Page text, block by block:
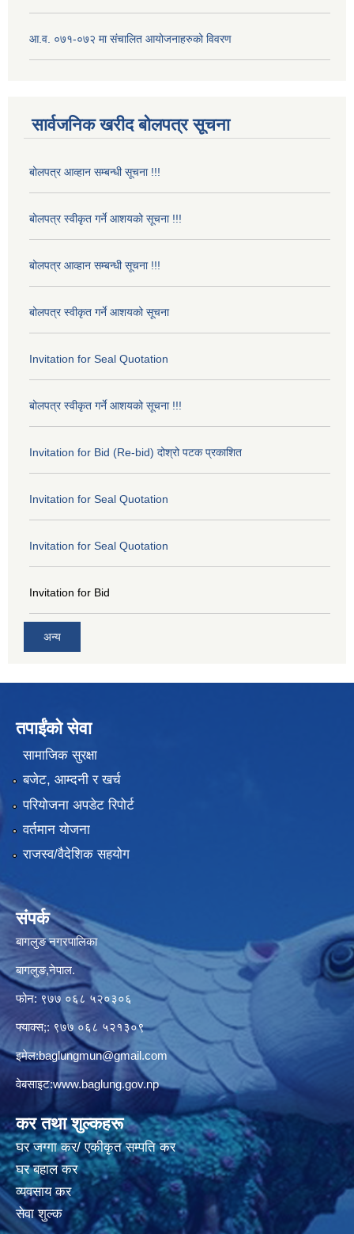
आ.व. ०७१-०७२ मा संचालित आयोजनाहरुको विवरण
सार्वजनिक खरीद बोलपत्र सूचना
बोलपत्र आव्हान सम्बन्धी सूचना !!!
बोलपत्र स्वीकृत गर्ने आशयको सूचना !!!
बोलपत्र आव्हान सम्बन्धी सूचना !!!
बोलपत्र स्वीकृत गर्ने आशयको सूचना
Invitation for Seal Quotation
बोलपत्र स्वीकृत गर्ने आशयको सूचना !!!
Invitation for Bid (Re-bid) दोश्रो पटक प्रकाशित
Invitation for Seal Quotation
Invitation for Seal Quotation
Invitation for Bid
अन्य
तपाईंको सेवा
सामाजिक सुरक्षा
बजेट, आम्दनी र खर्च
परियोजना अपडेट रिपोर्ट
वर्तमान योजना
राजस्व/वैदेशिक सहयोग
संपर्क
बागलुङ नगरपालिका
बागलुङ,नेपाल.
फोन: ९७७ ०६८ ५२०३०६
फ्याक्स;: ९७७ ०६८ ५२१३०९
इमेल:baglungmun@gmail.com
वेबसाइट:www.baglung.gov.np
कर तथा शुल्कहरू
घर जग्गा कर/ एकीकृत सम्पति कर
घर बहाल कर
व्यवसाय कर
सेवा शुल्क